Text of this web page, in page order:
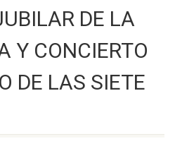
DE LA
Y CONCIERTO
DE LAS SIETE